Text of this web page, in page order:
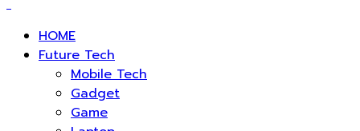
HOME
Future Tech
Mobile Tech
Gadget
Game